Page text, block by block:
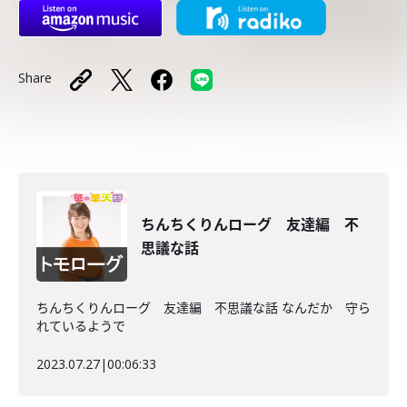
Share
ちんちくりんローグ 友達編 不
思議な話
ちんちくりんローグ 友達編 不思議な話 なんだか 守ら
れているようで
2023.07.27|00:06:33